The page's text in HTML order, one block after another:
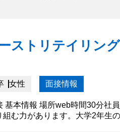
ストリテイリング
女性 面接情報
基本情報 場所web時間30分社
組む力があります。大学2年生